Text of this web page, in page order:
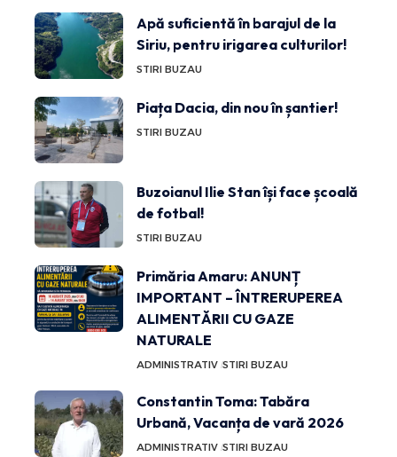
Apă suficientă în barajul de la
Siriu, pentru irigarea culturilor!
STIRI BUZAU
Piața Dacia, din nou în șantier!
STIRI BUZAU
Buzoianul Ilie Stan își face școală
de fotbal!
STIRI BUZAU
Primăria Amaru: ANUNȚ
IMPORTANT – ÎNTRERUPEREA
ALIMENTĂRII CU GAZE
NATURALE
ADMINISTRATIV STIRI BUZAU
Constantin Toma: Tabăra
Urbană, Vacanța de vară 2026
ADMINISTRATIV STIRI BUZAU